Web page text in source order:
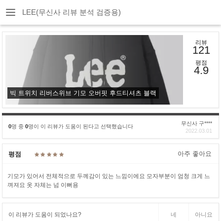
LEE(무신사 리뷰 분석 검증용)
빅 트위치 리버스위브 기모 오버핏 후드티셔츠 블랙
리뷰
121
평점
4.9
0명 중 0명이 이 리뷰가 도움이 된다고 선택했습니다
무신사 구****
2022.03.01
평점 아주 좋아요
기모가 있어서 전체적으로 두께감이 있는 느낌이에요 모자부분이 엄청 크게 느
껴져요 옷 자체는 넘 이뻐용
이 리뷰가 도움이 되었나요? 네 아니요